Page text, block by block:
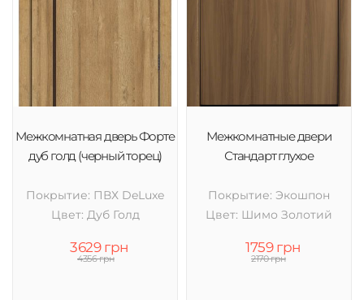
Межкомнатная дверь Форте
дуб голд (черный торец)
Покрытие: ПВХ DeLuxe
Цвет: Дуб Голд
3629 грн
4356 грн
Межкомнатные двери
Стандарт глухое
Покрытие: Экошпон
Цвет: Шимо Золотий
1759 грн
2170 грн